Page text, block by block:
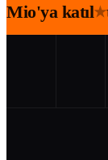
Mio'ya katıl★